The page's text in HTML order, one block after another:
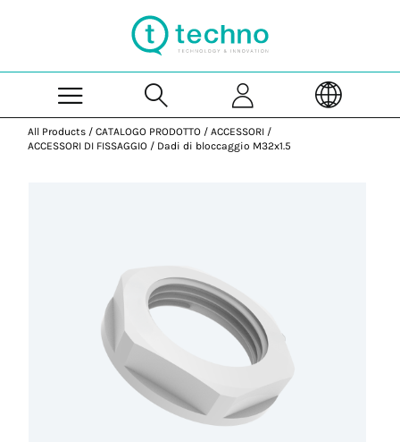
All Products / CATALOGO PRODOTTO / ACCESSORI /
ACCESSORI DI FISSAGGIO / Dadi di bloccaggio M32x1.5